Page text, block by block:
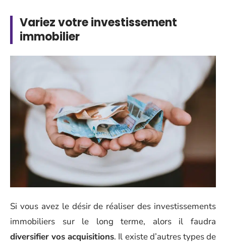
Variez votre investissement
immobilier
Si vous avez le désir de réaliser des investissements
immobiliers sur le long terme, alors il faudra
diversifier vos acquisitions. Il existe d’autres types de